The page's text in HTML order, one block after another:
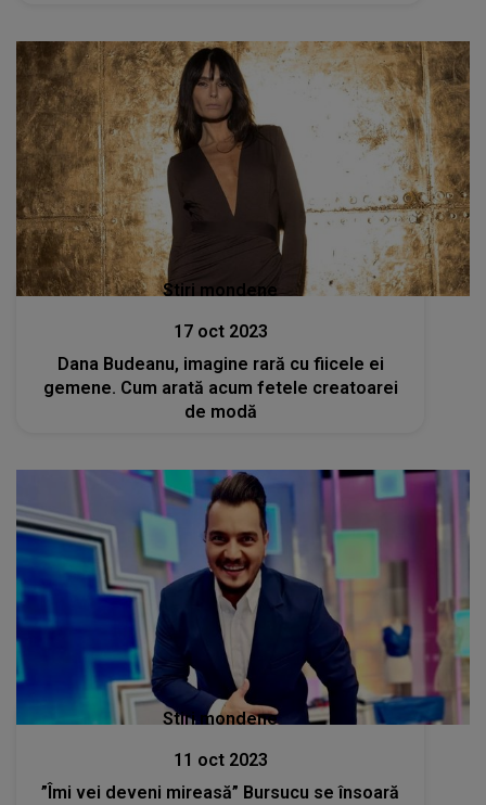
Stiri mondene
17 oct 2023
Dana Budeanu, imagine rară cu fiicele ei
gemene. Cum arată acum fetele creatoarei
de modă
Stiri mondene
11 oct 2023
”Îmi vei deveni mireasă” Bursucu se însoară